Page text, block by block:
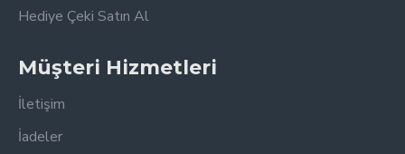
Hediye Çeki Satın Al
Müşteri Hizmetleri
İletişim
İadeler